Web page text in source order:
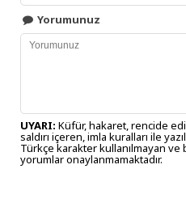
Yorumunuz
UYARI: Küfür, hakaret, rencide
saldırı içeren, imla kuralları ile
Türkçe karakter kullanılmayan ve
yorumlar onaylanmamaktadır.